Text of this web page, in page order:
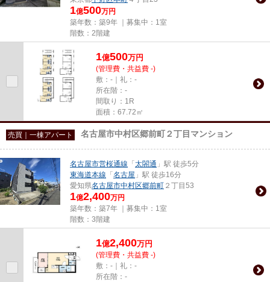
1億500万円
築年数：築9年 ｜募集中： 1室
階数：2階建
1億500万円
(管理費・共益費 -)
敷：-｜礼：-
所在階：-
間取り：1R
面積：67.72㎡
売買｜一棟アパート 名古屋市中村区郷前町２丁目マンション
名古屋市営桜通線 「 太閤通 」駅 徒歩5分
東海道本線 「 名古屋 」駅 徒歩16分
愛知県名古屋市中村区郷前町 ２丁目53
1億2,400万円
築年数：築7年 ｜募集中： 1室
階数：3階建
1億2,400万円
(管理費・共益費 -)
敷：-｜礼：-
所在階：-